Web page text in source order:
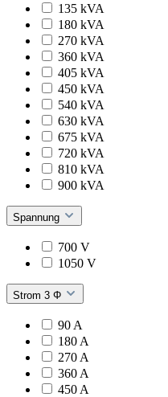
135 kVA
180 kVA
270 kVA
360 kVA
405 kVA
450 kVA
540 kVA
630 kVA
675 kVA
720 kVA
810 kVA
900 kVA
Spannung
700 V
1050 V
Strom 3 Φ
90 A
180 A
270 A
360 A
450 A